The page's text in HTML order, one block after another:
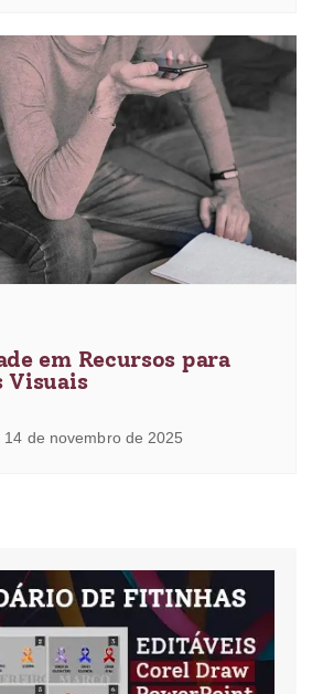
em Recursos para
Visuais
de novembro de 2025